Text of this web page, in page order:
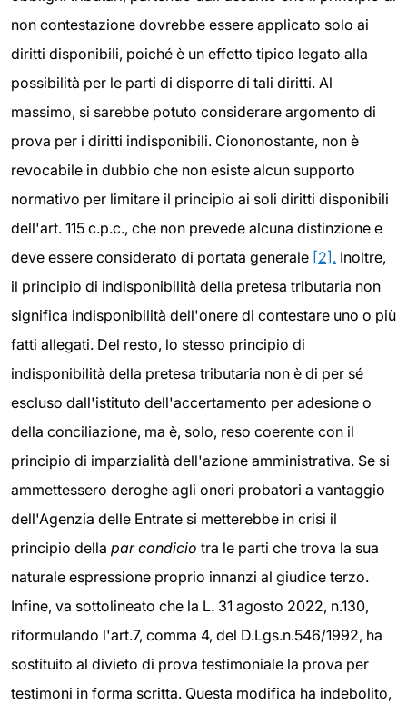
non contestazione dovrebbe essere applicato solo ai
diritti disponibili, poiché è un effetto tipico legato alla
possibilità per le parti di disporre di tali diritti. Al
massimo, si sarebbe potuto considerare argomento di
prova per i diritti indisponibili. Ciononostante, non è
revocabile in dubbio che non esiste alcun supporto
normativo per limitare il principio ai soli diritti disponibili
dell'art. 115 c.p.c., che non prevede alcuna distinzione e
deve essere considerato di portata generale [2]. Inoltre,
il principio di indisponibilità della pretesa tributaria non
significa indisponibilità dell'onere di contestare uno o più
fatti allegati. Del resto, lo stesso principio di
indisponibilità della pretesa tributaria non è di per sé
escluso dall'istituto dell'accertamento per adesione o
della conciliazione, ma è, solo, reso coerente con il
principio di imparzialità dell'azione amministrativa. Se si
ammettessero deroghe agli oneri probatori a vantaggio
dell'Agenzia delle Entrate si metterebbe in crisi il
principio della par condicio tra le parti che trova la sua
naturale espressione proprio innanzi al giudice terzo.
Infine, va sottolineato che la L. 31 agosto 2022, n.130,
riformulando l'art.7, comma 4, del D.Lgs.n.546/1992, ha
sostituito al divieto di prova testimoniale la prova per
testimoni in forma scritta. Questa modifica ha indebolito,